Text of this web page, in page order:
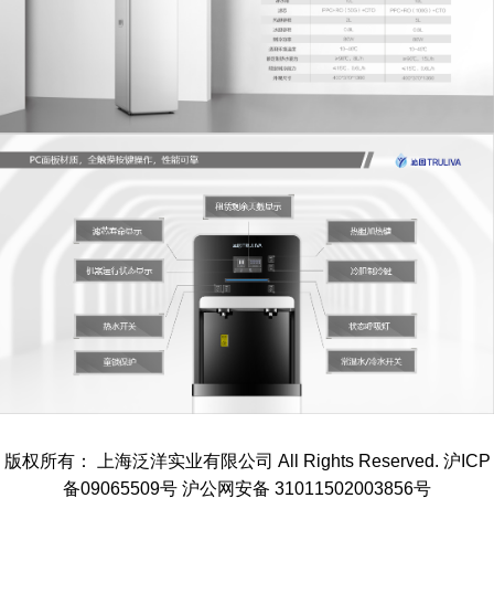
版权所有： 上海泛洋实业有限公司 All Rights Reserved. 沪ICP
备09065509号 沪公网安备 31011502003856号